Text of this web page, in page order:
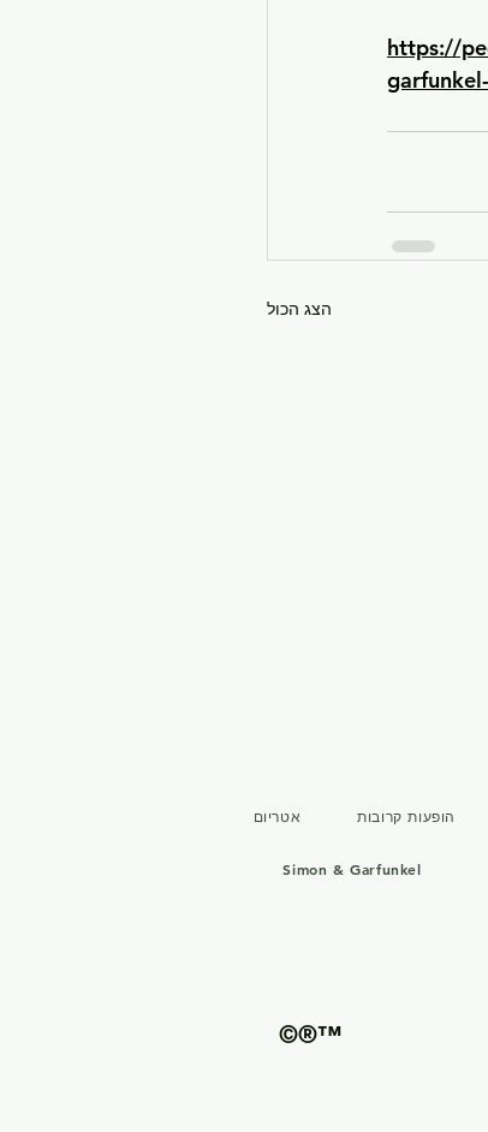
https://
הצג הכול
אטריום הופעות קרובות
Simon & Garfunkel
©®™